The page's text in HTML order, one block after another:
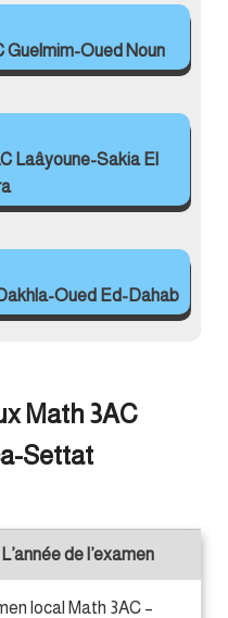
Guelmim-Oued Noun
Laâyoune-Sakia El
Oued Ed-Dahab
Math 3AC
Settat
L’année de l’examen
local Math 3AC –